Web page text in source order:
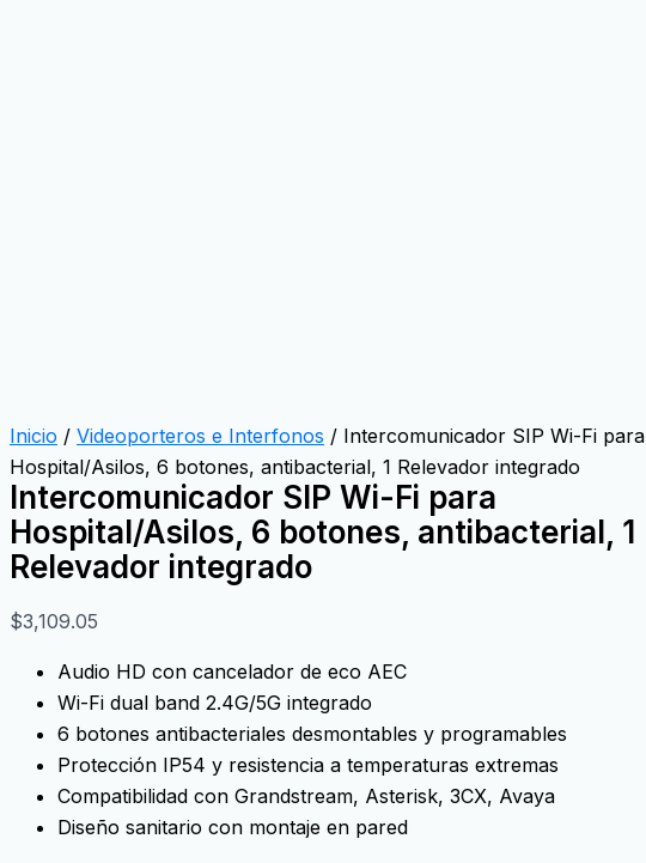
Inicio / Videoporteros e Interfonos / Intercomunicador SIP Wi-Fi para
Hospital/Asilos, 6 botones, antibacterial, 1 Relevador integrado
Intercomunicador SIP Wi-Fi para
Hospital/Asilos, 6 botones, antibacterial, 1
Relevador integrado
$3,109.05
Audio HD con cancelador de eco AEC
Wi-Fi dual band 2.4G/5G integrado
6 botones antibacteriales desmontables y programables
Protección IP54 y resistencia a temperaturas extremas
Compatibilidad con Grandstream, Asterisk, 3CX, Avaya
Diseño sanitario con montaje en pared